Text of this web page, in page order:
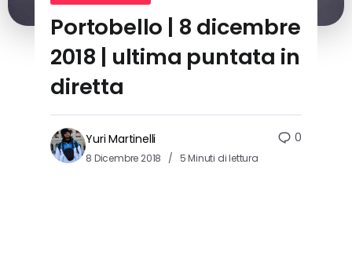
Portobello | 8 dicembre
2018 | ultima puntata in
diretta
Yuri Martinelli
8 Dicembre 2018 5 Minuti di lettura
0